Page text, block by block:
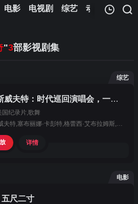
电影 电视剧 综艺 动漫 儿童
暂无观看影片的记录
"3部影视剧集
综艺
泰勒·斯威夫特：时代巡回演唱会，一个时代的结束
国纪录片,歌舞
泰勒·斯威夫特,塞布丽娜·卡彭特,格蕾西·艾布拉姆斯,艾德·希兰,弗洛伦丝·威尔奇,特拉维斯·凯尔西
详情
电影
五尺二寸